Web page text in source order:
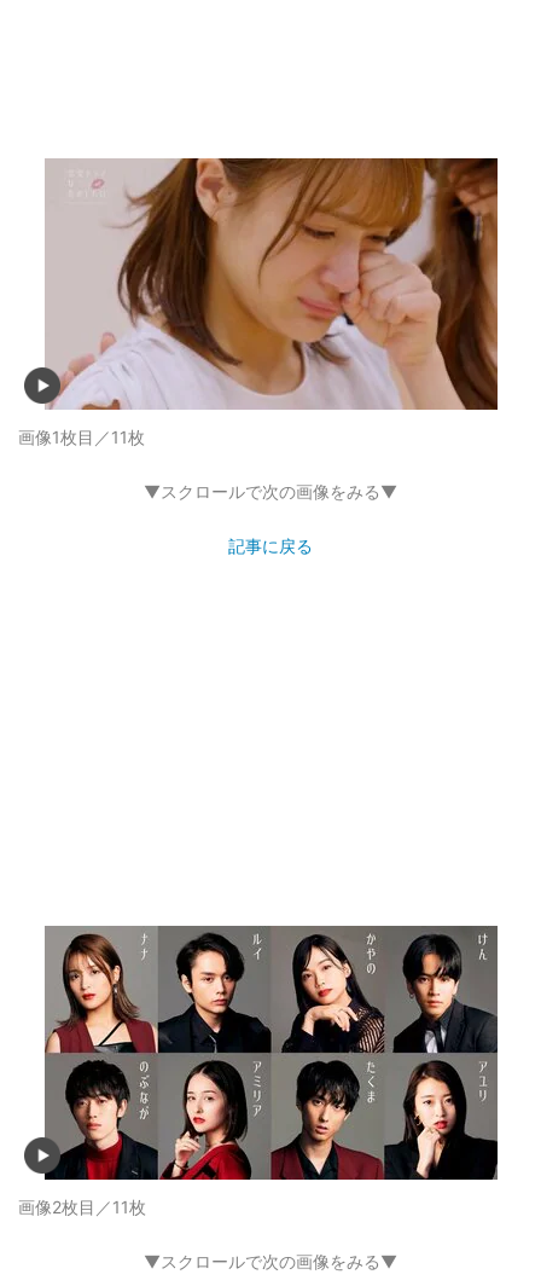
画像1枚目／11枚
▼スクロールで次の画像をみる▼
記事に戻る
画像2枚目／11枚
▼スクロールで次の画像をみる▼